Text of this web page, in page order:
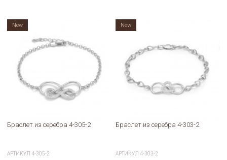
Браслет из серебра 4-305-2
АРТИКУЛ 4-305-2
New
Браслет из серебра 4-303-2
АРТИКУЛ 4-303-2
New